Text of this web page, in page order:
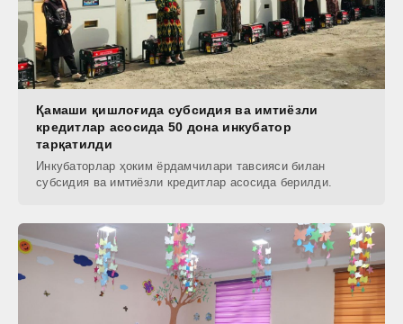
Қамаши қишлоғида субсидия ва имтиёзли
кредитлар асосида 50 дона инкубатор
тарқатилди
Инкубаторлар ҳоким ёрдамчилари тавсияси билан
субсидия ва имтиёзли кредитлар асосида берилди.